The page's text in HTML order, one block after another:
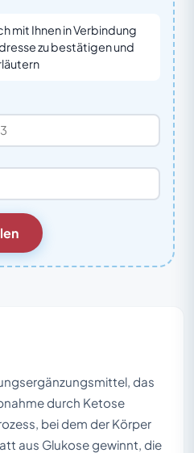
mit Ihnen in Verbindung
zu bestätigen und
das
durch Ketose
bei dem der Körper
aus Glukose gewinnt, die